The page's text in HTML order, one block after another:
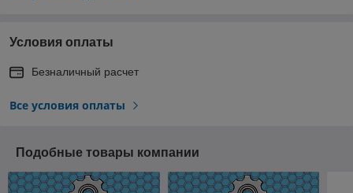
Условия оплаты
Безналичный расчет
Все условия оплаты
Подобные товары компании